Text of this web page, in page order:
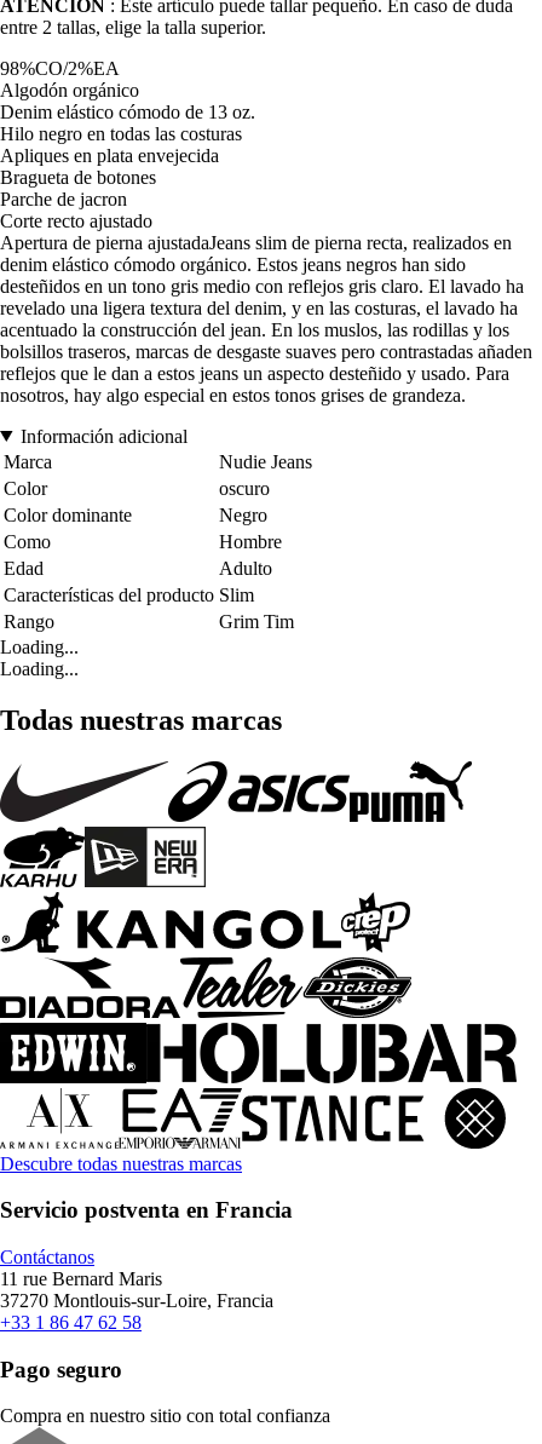
ATENCIÓN : Este artículo puede tallar pequeño. En caso de duda
entre 2 tallas, elige la talla superior.
98%CO/2%EA
Algodón orgánico
Denim elástico cómodo de 13 oz.
Hilo negro en todas las costuras
Apliques en plata envejecida
Bragueta de botones
Parche de jacron
Corte recto ajustado
Apertura de pierna ajustadaJeans slim de pierna recta, realizados en
denim elástico cómodo orgánico. Estos jeans negros han sido
desteñidos en un tono gris medio con reflejos gris claro. El lavado ha
revelado una ligera textura del denim, y en las costuras, el lavado ha
acentuado la construcción del jean. En los muslos, las rodillas y los
bolsillos traseros, marcas de desgaste suaves pero contrastadas añaden
reflejos que le dan a estos jeans un aspecto desteñido y usado. Para
nosotros, hay algo especial en estos tonos grises de grandeza.
Información adicional
Marca
Nudie Jeans
Color
oscuro
Color dominante
Negro
Como
Hombre
Edad
Adulto
Características del producto Slim
Rango
Grim Tim
Loading...
Loading...
Todas nuestras marcas
Descubre todas nuestras marcas
Servicio postventa en Francia
Contáctanos
11 rue Bernard Maris
37270 Montlouis-sur-Loire, Francia
+33 1 86 47 62 58
Pago seguro
Compra en nuestro sitio con total confianza